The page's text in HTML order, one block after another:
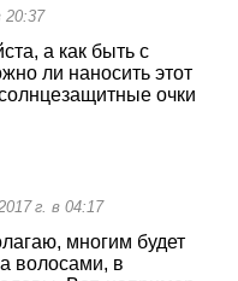
20:37
а как быть с
ли наносить этот
очки
г. в 04:17
многим будет
волосами, в